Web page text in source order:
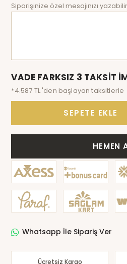
Siparişinize özel mesajınızı
VADE FARKSIZ 3 TAKSİT
*4.587 TL 'den başlayan taksitlerle
SEPETE EKLE
HEMEN
Whatsapp İle Sipariş Ver
Ücretsiz Kargo